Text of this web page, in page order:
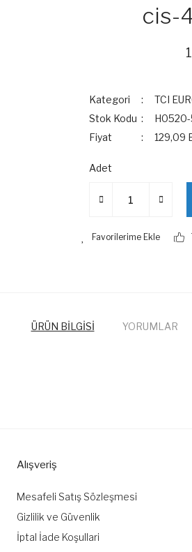
cis-
Kategori
TCI
Stok Kodu
H0520-
Fiyat
129,09
Adet
ÜRÜN BİLGİSİ YORUMLAR
Alışveriş
Mesafeli Satış Sözleşmesi
Gizlilik ve Güvenlik
İptal İade Koşullari